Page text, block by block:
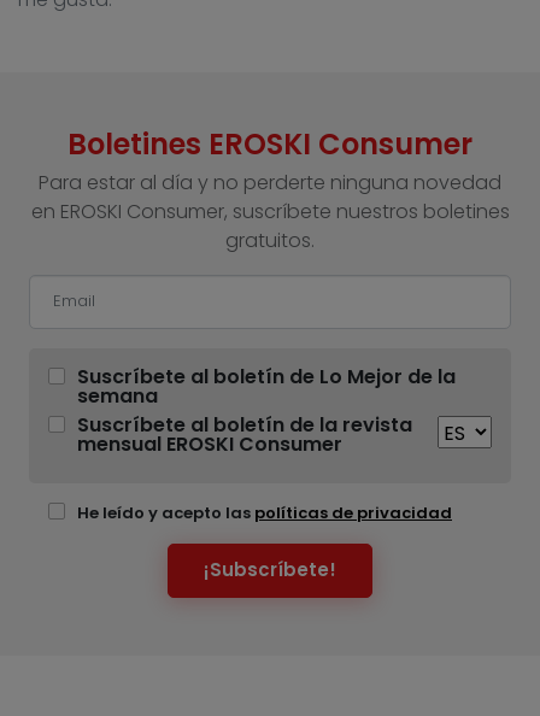
Boletines EROSKI Consumer
Para estar al día y no perderte ninguna novedad
en EROSKI Consumer, suscríbete nuestros boletines
gratuitos.
Suscríbete al boletín de Lo Mejor de la
semana
Suscríbete al boletín de la revista
mensual EROSKI Consumer
He leído y acepto las políticas de privacidad
¡Subscríbete!